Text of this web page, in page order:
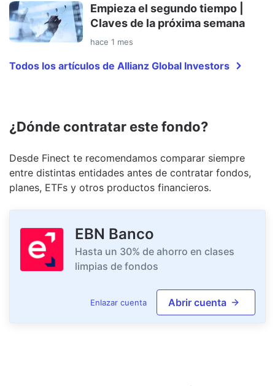
Empieza el segundo tiempo |
Claves de la próxima semana
hace 1 mes
Todos los artículos de Allianz Global Investors
¿Dónde contratar este fondo?
Desde Finect te recomendamos comparar siempre
entre distintas entidades antes de contratar fondos,
planes, ETFs y otros productos financieros.
EBN Banco
Hasta un 30% de ahorro en clases
limpias de fondos
Enlazar cuenta Abrir cuenta